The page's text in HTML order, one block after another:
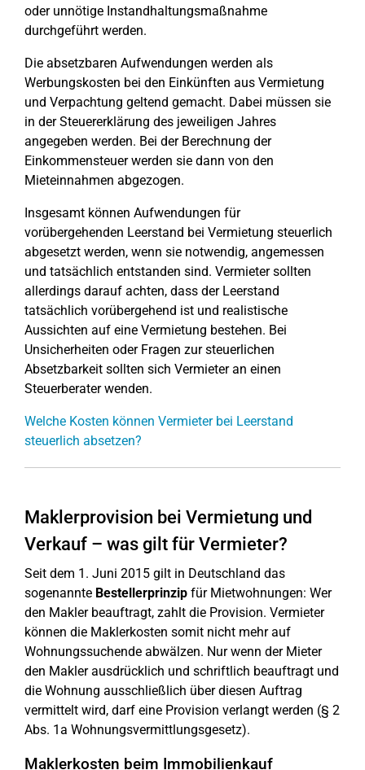
oder unnötige Instandhaltungsmaßnahme
durchgeführt werden.
Die absetzbaren Aufwendungen werden als
Werbungskosten bei den Einkünften aus Vermietung
und Verpachtung geltend gemacht. Dabei müssen sie
in der Steuererklärung des jeweiligen Jahres
angegeben werden. Bei der Berechnung der
Einkommensteuer werden sie dann von den
Mieteinnahmen abgezogen.
Insgesamt können Aufwendungen für
vorübergehenden Leerstand bei Vermietung steuerlich
abgesetzt werden, wenn sie notwendig, angemessen
und tatsächlich entstanden sind. Vermieter sollten
allerdings darauf achten, dass der Leerstand
tatsächlich vorübergehend ist und realistische
Aussichten auf eine Vermietung bestehen. Bei
Unsicherheiten oder Fragen zur steuerlichen
Absetzbarkeit sollten sich Vermieter an einen
Steuerberater wenden.
Welche Kosten können Vermieter bei Leerstand
steuerlich absetzen?
Maklerprovision bei Vermietung und
Verkauf – was gilt für Vermieter?
Seit dem 1. Juni 2015 gilt in Deutschland das
sogenannte Bestellerprinzip für Mietwohnungen: Wer
den Makler beauftragt, zahlt die Provision. Vermieter
können die Maklerkosten somit nicht mehr auf
Wohnungssuchende abwälzen. Nur wenn der Mieter
den Makler ausdrücklich und schriftlich beauftragt und
die Wohnung ausschließlich über diesen Auftrag
vermittelt wird, darf eine Provision verlangt werden (§ 2
Abs. 1a Wohnungsvermittlungsgesetz).
Maklerkosten beim Immobilienkauf